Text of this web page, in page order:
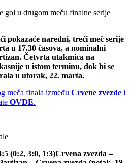
gol u drugom meču finalne serije
pokazaće naredni, treći meč serije
u 17.30 časova, a nominalni
Četvrta utakmica na
u istom terminu, dok bi se
u utorak, 22. marta.
meča finala između Crvene zvezde i
OVDE.
(0:2, 3:0, 1:3)Crvena zvezda –